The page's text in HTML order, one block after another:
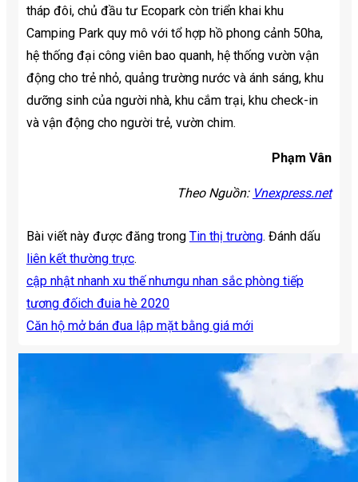
tháp đôi, chủ đầu tư Ecopark còn triển khai khu
Camping Park quy mô với tổ hợp hồ phong cảnh 50ha,
hệ thống đại công viên bao quanh, hệ thống vườn vận
động cho trẻ nhỏ, quảng trường nước và ánh sáng, khu
dưỡng sinh của người nhà, khu cắm trại, khu check-in
và vận động cho người trẻ, vườn chim.
Phạm Vân
Theo Nguồn: Vnexpress.net
Bài viết này được đăng trong Tin thị trường. Đánh dấu
liên kết thường trực.
cập nhật nhanh xu thế nhưngu nhan sắc phòng tiếp
tương đốich đuia hè 2020
Căn hộ mở bán đua lập mặt bằng giá mới